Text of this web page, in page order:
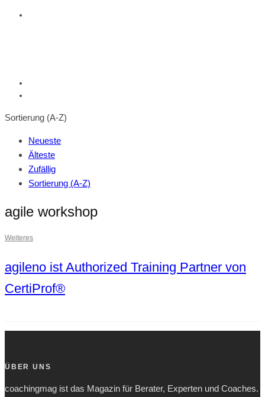
Sortierung (A-Z)
Neueste
Älteste
Zufällig
Sortierung (A-Z)
agile workshop
Weiteres
agileno ist Authorized Training Partner von
CertiProf®
ÜBER UNS
coachingmag ist das Magazin für Berater, Experten und Coaches.